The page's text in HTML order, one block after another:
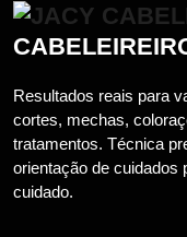
Resultados reais para
cortes, mechas,
tratamentos. Técnica
orientação de cuidados
cuidado.